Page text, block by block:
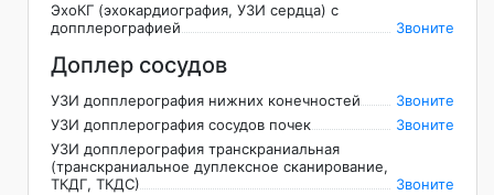
ЭхоКГ (эхокардиография, УЗИ сердца) с
допплерографией
Звоните
Доплер сосудов
УЗИ допплерография нижних конечностей
Звоните
УЗИ допплерография сосудов почек
Звоните
УЗИ допплерография транскраниальная
(транскраниальное дуплексное сканирование,
ТКДГ, ТКДС)
Звоните